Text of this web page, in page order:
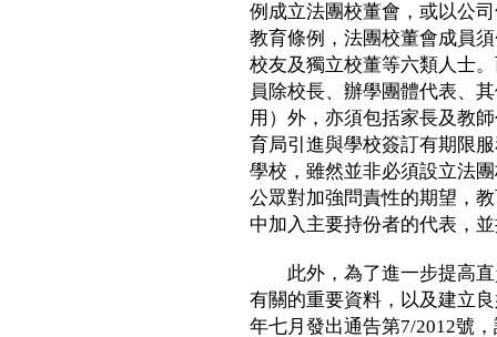
例成立法團校董會，或以公
教育條例，法團校董會成員
校友及獨立校董等六類人士
員除校長、辦學團體代表、
用）外，亦須包括家長及教
育局引進與學校簽訂有期限
學校，雖然並非必須設立法
公眾對加強問責性的期望，
中加入主要持份者的代表，
此外，為了進一步提高直
有關的重要資料，以及建立
年七月發出通告第7/2012號